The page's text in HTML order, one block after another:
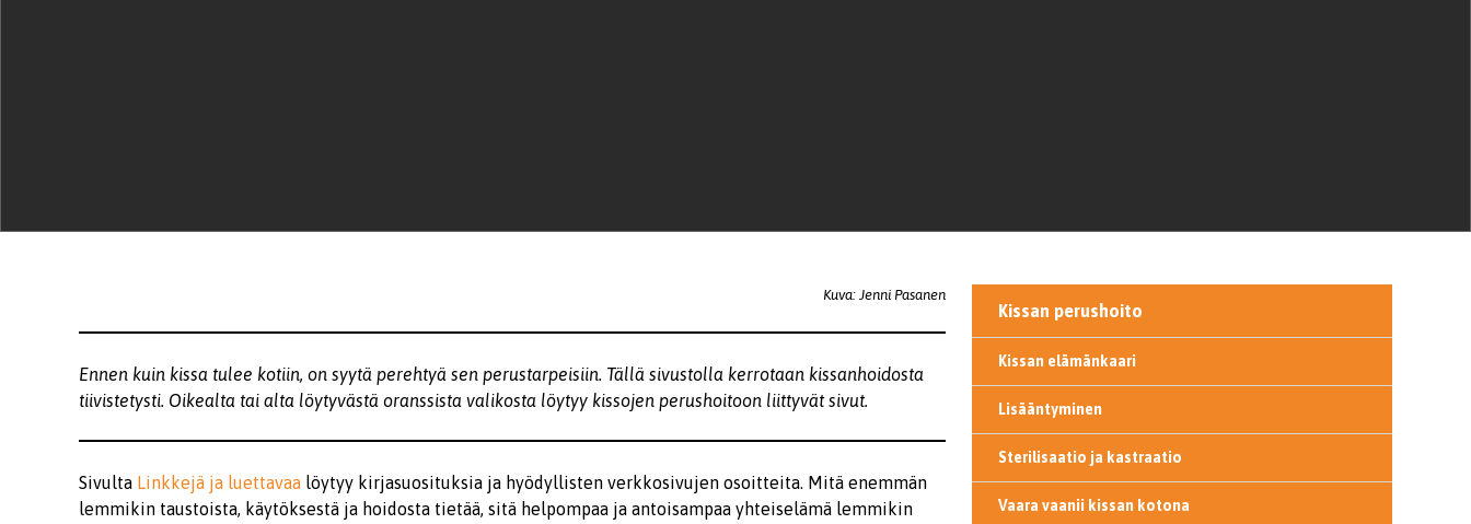
Kuva: Jenni Pasanen
Ennen kuin kissa tulee kotiin, on syytä perehtyä sen perustarpeisiin. Tällä sivustolla kerrotaan kissanhoidosta
tiivistetysti. Oikealta tai alta löytyvästä oranssista valikosta löytyy kissojen perushoitoon liittyvät sivut.
Sivulta Linkkejä ja luettavaa löytyy kirjasuosituksia ja hyödyllisten verkkosivujen osoitteita. Mitä enemmän
lemmikin taustoista, käytöksestä ja hoidosta tietää, sitä helpompaa ja antoisampaa yhteiselämä lemmikin
Kissan perushoito
Kissan elämänkaari
Lisääntyminen
Sterilisaatio ja kastraatio
Vaara vaanii kissan kotona